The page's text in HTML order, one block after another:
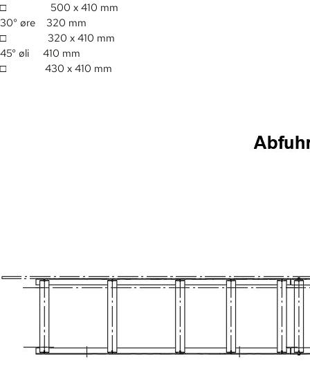
□
500 x 410 mm
30° øre 320 mm
□
320 x 410 mm
45° øli 410 mm
□ 430 x 410 mm